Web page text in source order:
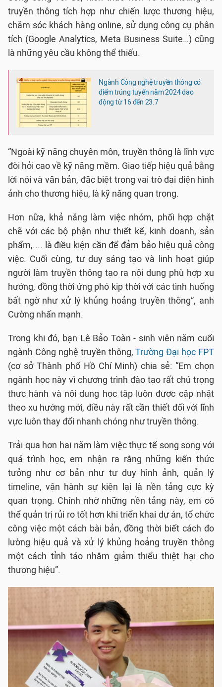
truyền thông tích hợp như chiến lược thương hiệu,
chăm sóc khách hàng online, sử dụng công cụ phân
tích (Google Analytics, Meta Business Suite…) cũng
là những yêu cầu không thể thiếu.
Ngành Công nghệ truyền thông có
điểm trúng tuyển năm 2024 dao
động từ 16 đến 23.7
“Ngoài kỹ năng chuyên môn, truyền thông là lĩnh vực
đòi hỏi cao về kỹ năng mềm. Giao tiếp hiệu quả bằng
lời nói và văn bản, đặc biệt trong vai trò đại diện hình
ảnh cho thương hiệu, là kỹ năng quan trọng.
Hơn nữa, khả năng làm việc nhóm, phối hợp chặt
chẽ với các bộ phận như thiết kế, kinh doanh, sản
phẩm,.... là điều kiện cần để đảm bảo hiệu quả công
việc. Cuối cùng, tư duy sáng tạo và linh hoạt giúp
người làm truyền thông tạo ra nội dung phù hợp xu
hướng, đồng thời ứng phó kịp thời với các tình huống
bất ngờ như xử lý khủng hoảng truyền thông”, anh
Cường nhấn mạnh.
Trong khi đó, bạn Lê Bảo Toàn - sinh viên năm cuối
ngành Công nghệ truyền thông,Trường Đại học FPT
(cơ sở Thành phố Hồ Chí Minh) chia sẻ: “Em chọn
ngành học này vì chương trình đào tạo rất chú trọng
thực hành và nội dung học tập luôn được cập nhật
theo xu hướng mới, điều này rất cần thiết đối với lĩnh
vực luôn thay đổi nhanh chóng như truyền thông.
Trải qua hơn hai năm làm việc thực tế song song với
quá trình học, em nhận ra rằng những kiến thức
tưởng như cơ bản như tư duy hình ảnh, quản lý
timeline, vận hành sự kiện lại là nền tảng cực kỳ
quan trọng. Chính nhờ những nền tảng này, em có
thể quản trị rủi ro tốt hơn khi triển khai dự án, tổ chức
công việc một cách bài bản, đồng thời biết cách đo
lường hiệu quả và xử lý khủng hoảng truyền thông
một cách tỉnh táo nhằm giảm thiểu thiệt hại cho
thương hiệu”.